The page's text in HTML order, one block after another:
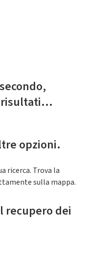
risultati...
opzioni.
ricerca. Trova la
sulla mappa.
recupero dei